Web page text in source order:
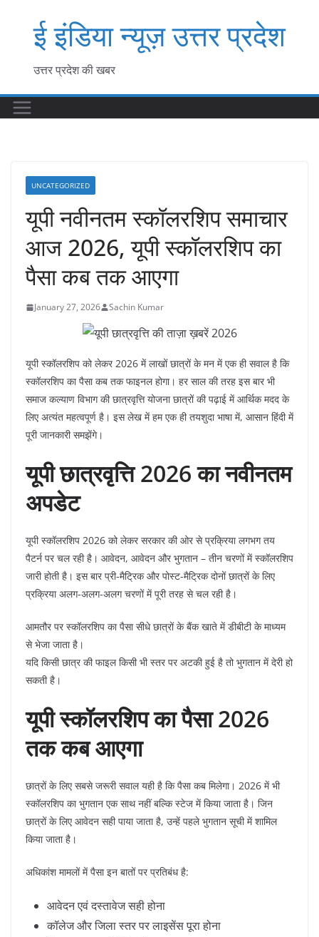
contentई इंडिया न्यूज़ उत्तर प्रदेश
उत्तर प्रदेश की खबर
UNCATEGORIZED
यूपी नवीनतम स्कॉलरशिप समाचार
आज 2026, यूपी स्कॉलरशिप का
पैसा कब तक आएगा
January 27, 2026 Sachin Kumar
यूपी स्कॉलरशिप को लेकर 2026 में लाखों छात्रों के मन में एक ही सवाल है कि
स्कॉलरशिप का पैसा कब तक फाइनल होगा। हर साल की तरह इस बार भी
समाज कल्याण विभाग की छात्रवृत्ति योजना छात्रों की पढ़ाई में आर्थिक मदद के
लिए अत्यंत महत्वपूर्ण है। इस लेख में हम एक ही तयशुदा भाषा में, आसान हिंदी में
पूरी जानकारी समझेंगे।
यूपी छात्रवृत्ति 2026 का नवीनतम
अपडेट
यूपी स्कॉलरशिप 2026 को लेकर सरकार की ओर से प्रक्रिया लगभग तय
पैटर्न पर चल रही है। आवेदन, आवेदन और भुगतान – तीन चरणों में स्कॉलरशिप
जारी होती है। इस बार प्री-मैट्रिक और पोस्ट-मैट्रिक दोनों छात्रों के लिए
प्रक्रिया अलग-अलग-अलग चरणों में पूरी तरह से चल रही है।
आमतौर पर स्कॉलरशिप का पैसा सीधे छात्रों के बैंक खाते में डीबीटी के माध्यम
से भेजा जाता है।
यदि किसी छात्र की फाइल किसी भी स्तर पर अटकी हुई है तो भुगतान में देरी हो
सकती है।
यूपीस्कॉलरशिप का पैसा 2026
तक कब आएगा
छात्रों के लिए सबसे जरूरी सवाल यही है कि पैसा कब मिलेगा। 2026 में भी
स्कॉलरशिप का भुगतान एक साथ नहीं बल्कि स्टेज में किया जाता है। जिन
छात्रों के लिए आवेदन सही पाया जाता है, उन्हें पहले भुगतान सूची में शामिल
किया जाता है।
अधिकांश मामलों में पैसा इन बातों पर प्रतिबंध है:
आवेदन एवं दस्तावेज सही होना
कॉलेज और जिला स्तर पर लाइसेंस पूरा होना